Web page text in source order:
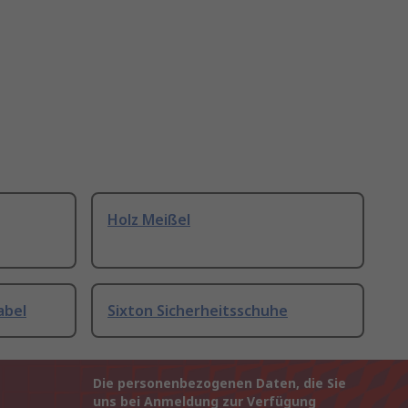
Holz Meißel
Sixton Sicherheitsschuhe
Die personenbezogenen Daten, die Sie
uns bei Anmeldung zur Verfügung